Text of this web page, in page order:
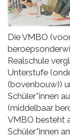
Die VMBO
Realschule
Unterstufe
(bovenbouw))
Schüler*innen
(middelbaar
VMBO besteht
Schüler*innen